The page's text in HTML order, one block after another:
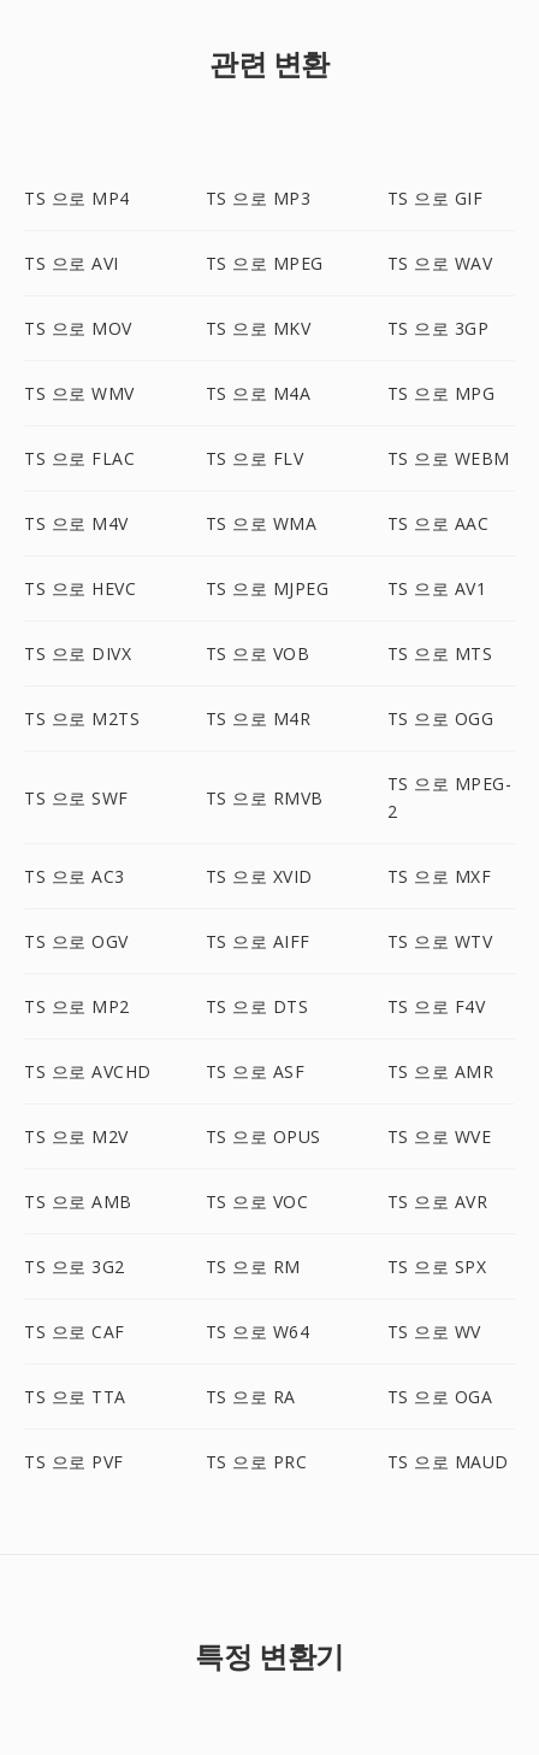
관련 변환
TS 으로 MP4 TS 으로 MP3 TS 으로 GIF
TS 으로 AVI TS 으로 MPEG TS 으로 WAV
TS 으로 MOV TS 으로 MKV TS 으로 3GP
TS 으로 WMV TS 으로 M4A TS 으로 MPG
TS 으로 FLAC TS 으로 FLV TS 으로 WEBM
TS 으로 M4V TS 으로 WMA TS 으로 AAC
TS 으로 HEVC TS 으로 MJPEG TS 으로 AV1
TS 으로 DIVX TS 으로 VOB TS 으로 MTS
TS 으로 M2TS TS 으로 M4R TS 으로 OGG
TS 으로 SWF TS 으로 RMVB
TS 으로 MPEG-
2
TS 으로 AC3 TS 으로 XVID TS 으로 MXF
TS 으로 OGV TS 으로 AIFF TS 으로 WTV
TS 으로 MP2 TS 으로 DTS TS 으로 F4V
TS 으로 AVCHD TS 으로 ASF TS 으로 AMR
TS 으로 M2V TS 으로 OPUS TS 으로 WVE
TS 으로 AMB TS 으로 VOC TS 으로 AVR
TS 으로 3G2 TS 으로 RM TS 으로 SPX
TS 으로 CAF TS 으로 W64 TS 으로 WV
TS 으로 TTA TS 으로 RA TS 으로 OGA
TS 으로 PVF TS 으로 PRC TS 으로 MAUD
특정 변환기